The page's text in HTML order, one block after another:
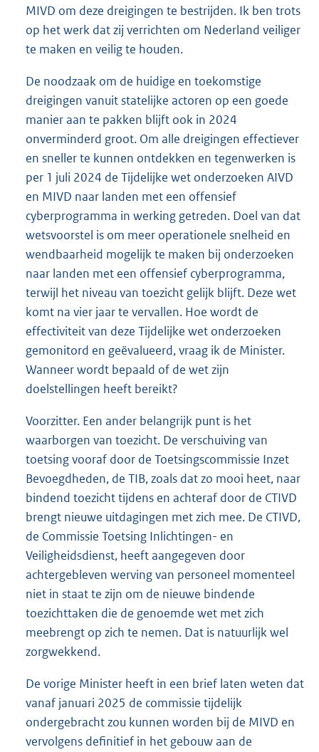
MIVD om deze dreigingen te bestrijden. Ik ben trots
op het werk dat zij verrichten om Nederland veiliger
te maken en veilig te houden.
De noodzaak om de huidige en toekomstige
dreigingen vanuit statelijke actoren op een goede
manier aan te pakken blijft ook in 2024
onverminderd groot. Om alle dreigingen effectiever
en sneller te kunnen ontdekken en tegenwerken is
per 1 juli 2024 de Tijdelijke wet onderzoeken AIVD
en MIVD naar landen met een offensief
cyberprogramma in werking getreden. Doel van dat
wetsvoorstel is om meer operationele snelheid en
wendbaarheid mogelijk te maken bij onderzoeken
naar landen met een offensief cyberprogramma,
terwijl het niveau van toezicht gelijk blijft. Deze wet
komt na vier jaar te vervallen. Hoe wordt de
effectiviteit van deze Tijdelijke wet onderzoeken
gemonitord en geëvalueerd, vraag ik de Minister.
Wanneer wordt bepaald of de wet zijn
doelstellingen heeft bereikt?
Voorzitter. Een ander belangrijk punt is het
waarborgen van toezicht. De verschuiving van
toetsing vooraf door de Toetsingscommissie Inzet
Bevoegdheden, de TIB, zoals dat zo mooi heet, naar
bindend toezicht tijdens en achteraf door de CTIVD
brengt nieuwe uitdagingen met zich mee. De CTIVD,
de Commissie Toetsing Inlichtingen- en
Veiligheidsdienst, heeft aangegeven door
achtergebleven werving van personeel momenteel
niet in staat te zijn om de nieuwe bindende
toezichttaken die de genoemde wet met zich
meebrengt op zich te nemen. Dat is natuurlijk wel
zorgwekkend.
De vorige Minister heeft in een brief laten weten dat
vanaf januari 2025 de commissie tijdelijk
ondergebracht zou kunnen worden bij de MIVD en
vervolgens definitief in het gebouw aan de